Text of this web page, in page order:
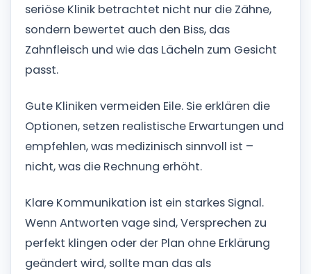
seriöse Klinik betrachtet nicht nur die Zähne,
sondern bewertet auch den Biss, das
Zahnfleisch und wie das Lächeln zum Gesicht
passt.
Gute Kliniken vermeiden Eile. Sie erklären die
Optionen, setzen realistische Erwartungen und
empfehlen, was medizinisch sinnvoll ist –
nicht, was die Rechnung erhöht.
Klare Kommunikation ist ein starkes Signal.
Wenn Antworten vage sind, Versprechen zu
perfekt klingen oder der Plan ohne Erklärung
geändert wird, sollte man das als